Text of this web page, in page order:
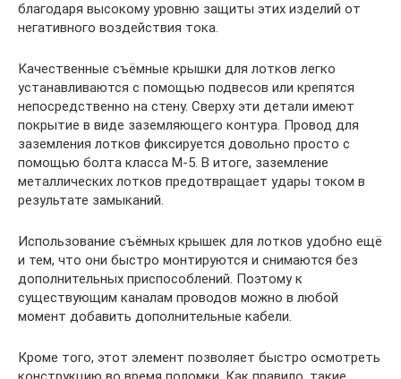
благодаря высокому уровню защиты этих изделий от
негативного воздействия тока.
Качественные съёмные крышки для лотков легко
устанавливаются с помощью подвесов или крепятся
непосредственно на стену. Сверху эти детали имеют
покрытие в виде заземляющего контура. Провод для
заземления лотков фиксируется довольно просто с
помощью болта класса М-5. В итоге, заземление
металлических лотков предотвращает удары током в
результате замыканий.
Использование съёмных крышек для лотков удобно ещё
и тем, что они быстро монтируются и снимаются без
дополнительных приспособлений. Поэтому к
существующим каналам проводов можно в любой
момент добавить дополнительные кабели.
Кроме того, этот элемент позволяет быстро осмотреть